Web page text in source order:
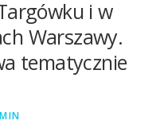
i w
Warszawy.
tematycznie